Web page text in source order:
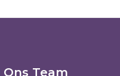
Ons Team